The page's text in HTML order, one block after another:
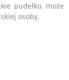
pudełko, może
osoby.